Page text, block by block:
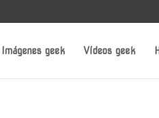
Imágenes geek Vídeos geek